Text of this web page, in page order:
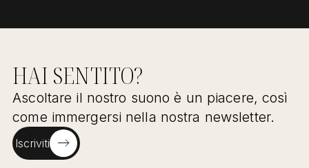
HAI SENTITO?
Ascoltare il nostro suono è un piacere, così
come immergersi nella nostra newsletter.
Iscriviti